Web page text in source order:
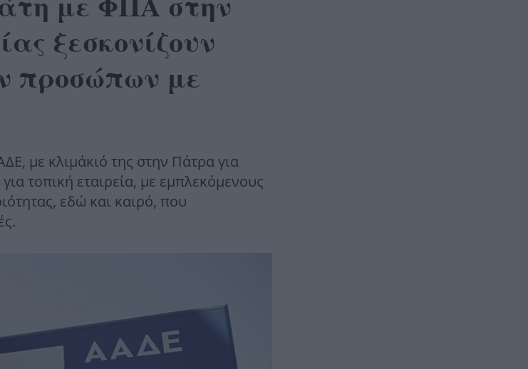
ξεσκονίζουν
προσώπων με
με κλιμάκιό της στην Πάτρα για
τοπική εταιρεία, με εμπλεκόμενους
εδώ και καιρό, που